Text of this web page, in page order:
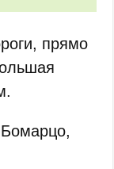
прямо